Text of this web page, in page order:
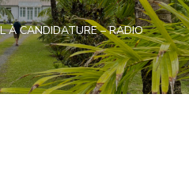
À CANDIDATURE – RADIO